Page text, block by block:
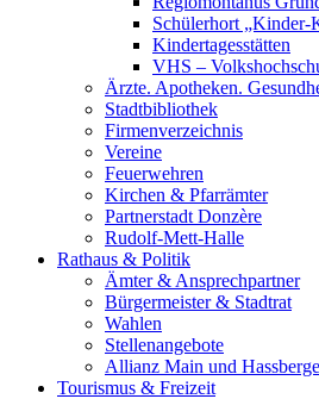
Schülerhort „Kinder-
Kindertagesstätten
VHS –
Ärzte. Apotheken.
Stadtbibliothek
Firmenverzeichnis
Vereine
Feuerwehren
Kirchen & Pfarrämter
Partnerstadt Donzère
Rudolf-Mett-Halle
Rathaus & Politik
Ämter & Ansprechpartner
Bürgermeister & Stadtrat
Wahlen
Stellenangebote
Allianz Main und Hassberge
Tourismus & Freizeit